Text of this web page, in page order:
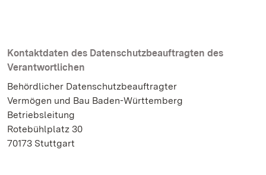
Kontaktdaten des Datenschutzbeauftragten des
Verantwortlichen
Behördlicher Datenschutzbeauftragter
Vermögen und Bau Baden-Württemberg
Betriebsleitung
Rotebühlplatz 30
70173 Stuttgart